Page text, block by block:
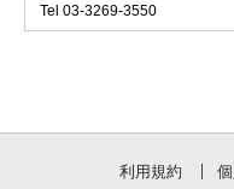
Tel 03-3269-3550
利用規約